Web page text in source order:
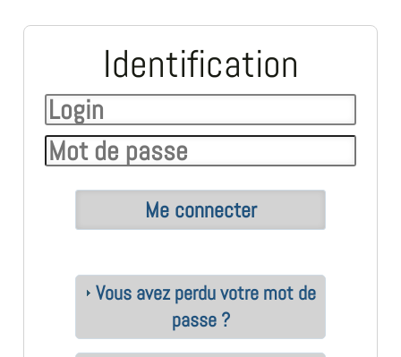
Identification
Vous avez perdu votre mot de
passe ?